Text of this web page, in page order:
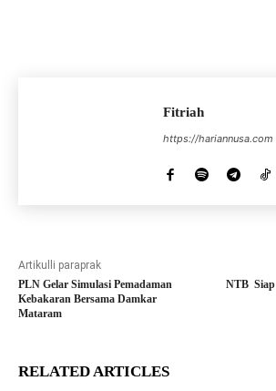
Fitriah
https://hariannusa.com
Artikulli paraprak
PLN Gelar Simulasi Pemadaman
Kebakaran Bersama Damkar
Mataram
NTB Siap
RELATED ARTICLES